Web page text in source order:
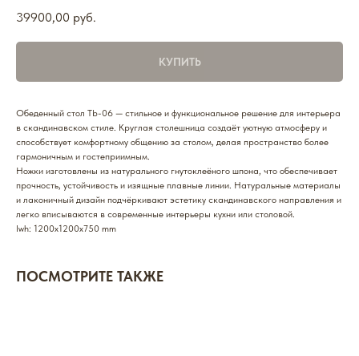
39900,00 руб.
КУПИТЬ
Обеденный стол Tb-06 — стильное и функциональное решение для интерьера
в скандинавском стиле. Круглая столешница создаёт уютную атмосферу и
способствует комфортному общению за столом, делая пространство более
гармоничным и гостеприимным.
Ножки изготовлены из натурального гнутоклеёного шпона, что обеспечивает
прочность, устойчивость и изящные плавные линии. Натуральные материалы
и лаконичный дизайн подчёркивают эстетику скандинавского направления и
легко вписываются в современные интерьеры кухни или столовой.
lwh: 1200x1200x750 mm
ПОСМОТРИТЕ ТАКЖЕ